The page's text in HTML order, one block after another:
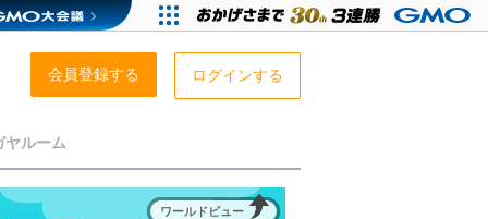
会員登録する ログインする
ヤルーム
ワールドビュー